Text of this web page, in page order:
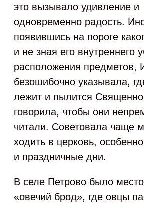
это вызывало удивление и
одновременно радость.
появившись на пороге
и не зная его внутреннего
расположения предметов,
безошибочно указывала,
лежит и пылится
говорила, чтобы они
читали. Советовала чаще
ходить в церковь,
и праздничные дни.
В селе Петрово было
«овечий брод», где овцы